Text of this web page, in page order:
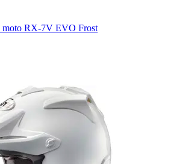
moto RX-7V EVO Frost